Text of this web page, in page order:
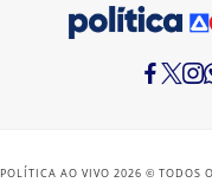
POLÍTICA AO VIVO 2026 © TODOS